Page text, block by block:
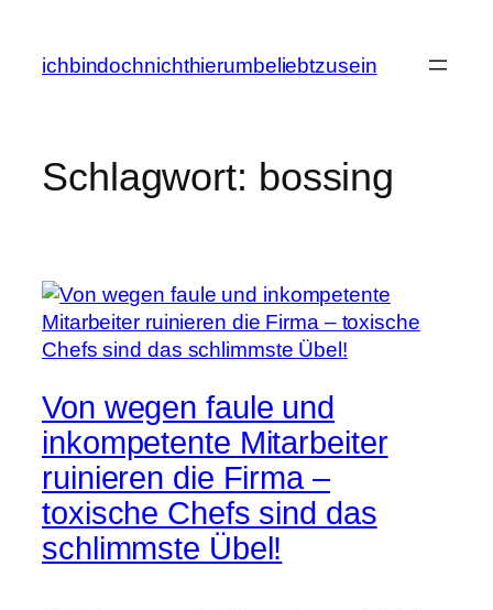
springen
ichbindochnichthierumbeliebtzusein
Schlagwort: bossing
Von wegen faule und
inkompetente Mitarbeiter
ruinieren die Firma –
toxische Chefs sind das
schlimmste Übel!